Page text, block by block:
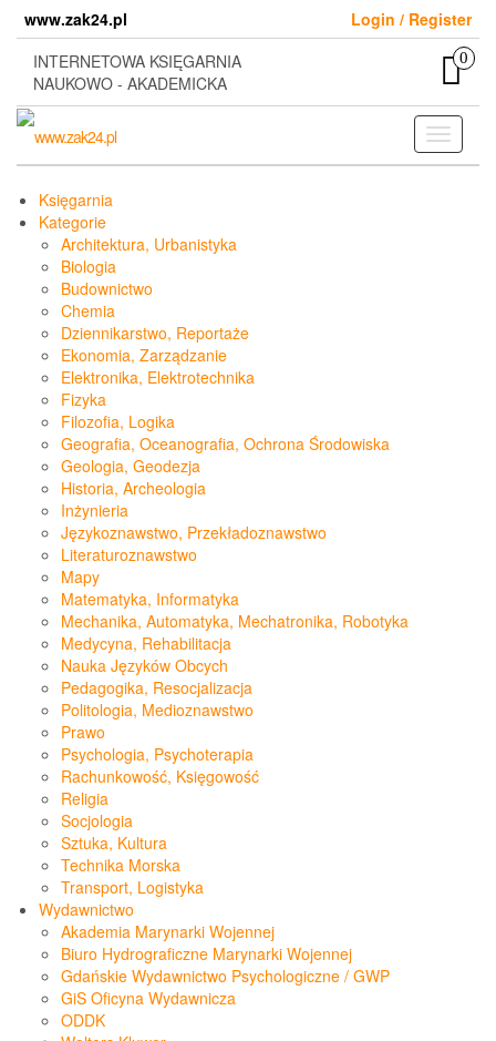
content
www.zak24.pl
Login / Register
INTERNETOWA KSIĘGARNIA
NAUKOWO - AKADEMICKA
0
Toggle
Księgarnia
Kategorie
Architektura, Urbanistyka
Biologia
Budownictwo
Chemia
Dziennikarstwo, Reportaże
Ekonomia, Zarządzanie
Elektronika, Elektrotechnika
Fizyka
Filozofia, Logika
Geografia, Oceanografia, Ochrona Środowiska
Geologia, Geodezja
Historia, Archeologia
Inżynieria
Językoznawstwo, Przekładoznawstwo
Literaturoznawstwo
Mapy
Matematyka, Informatyka
Mechanika, Automatyka, Mechatronika, Robotyka
Medycyna, Rehabilitacja
Nauka Języków Obcych
Pedagogika, Resocjalizacja
Politologia, Medioznawstwo
Prawo
Psychologia, Psychoterapia
Rachunkowość, Księgowość
Religia
Socjologia
Sztuka, Kultura
Technika Morska
Transport, Logistyka
Wydawnictwo
Akademia Marynarki Wojennej
Biuro Hydrograficzne Marynarki Wojennej
Gdańskie Wydawnictwo Psychologiczne / GWP
GiS Oficyna Wydawnicza
ODDK